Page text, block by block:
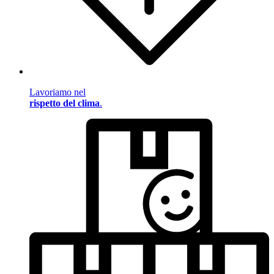
Lavoriamo nel
rispetto del clima.